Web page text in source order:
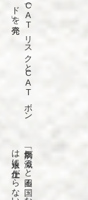
「C
A
T
リ
ス
ク
と
C
A
T
ボ
ン
ド
」を
発売